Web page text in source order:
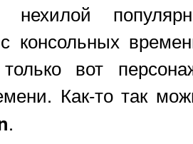
нехилой
консольных
вот
Как-то так
.